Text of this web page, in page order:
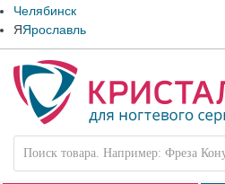
Челябинск
ЯЯрославль